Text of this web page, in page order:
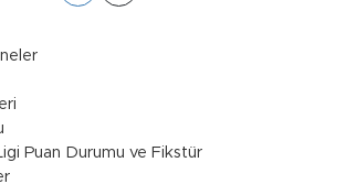
Puan Durumu ve Fikstür